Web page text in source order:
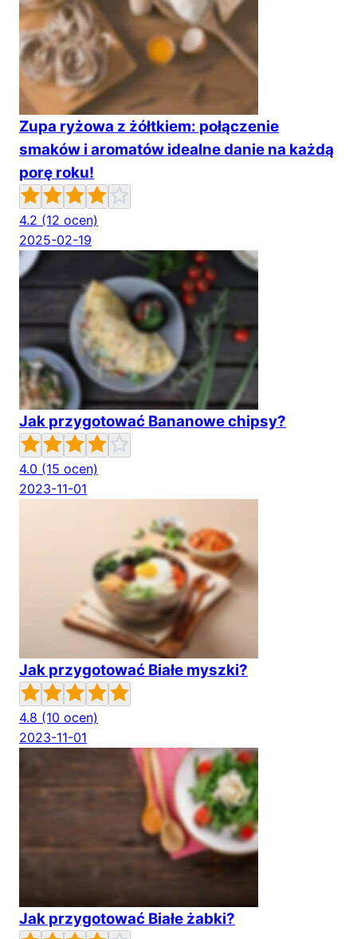
Zupa ryżowa z żółtkiem: połączenie
smaków i aromatów idealne danie na każdą
porę roku!
4.2 (12 ocen)
2025-02-19
Jak przygotować Bananowe chipsy?
4.0 (15 ocen)
2023-11-01
Jak przygotować Białe myszki?
4.8 (10 ocen)
2023-11-01
Jak przygotować Białe żabki?